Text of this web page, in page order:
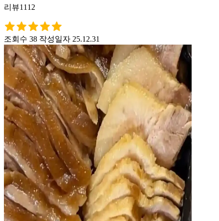
리뷰1112
조회수 38 작성일자 25.12.31